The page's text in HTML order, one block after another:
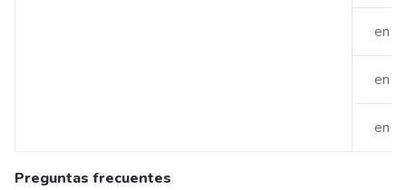
en
en
en
Preguntas frecuentes